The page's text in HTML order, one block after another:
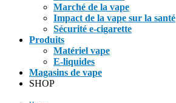
Marché de la vape
Impact de la vape sur la santé
Sécurité e-cigarette
Produits
Matériel vape
E-liquides
Magasins de vape
SHOP